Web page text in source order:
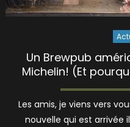
Un Brewpub
Michelin! (Et
Les amis, je viens vers
nouvelle qui est arrivée